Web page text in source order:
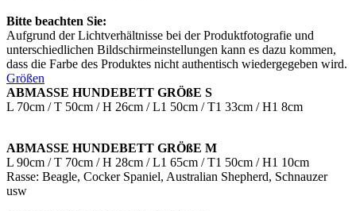
Bitte beachten Sie:
Aufgrund der Lichtverhältnisse bei der Produktfotografie und
unterschiedlichen Bildschirmeinstellungen kann es dazu kommen,
dass die Farbe des Produktes nicht authentisch wiedergegeben wird.
Größen
ABMASSE HUNDEBETT GRÖßE S
L 70cm / T 50cm / H 26cm / L1 50cm / T1 33cm / H1 8cm
ABMASSE HUNDEBETT GRÖßE M
L 90cm / T 70cm / H 28cm / L1 65cm / T1 50cm / H1 10cm
Rasse: Beagle, Cocker Spaniel, Australian Shepherd, Schnauzer
usw